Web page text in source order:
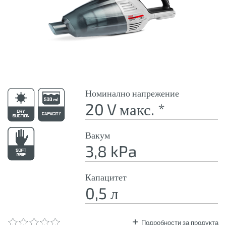
Номинално напрежение
20 V макс. *
Вакум
3,8 kPa
Капацитет
0,5 л
Подробности за продукта